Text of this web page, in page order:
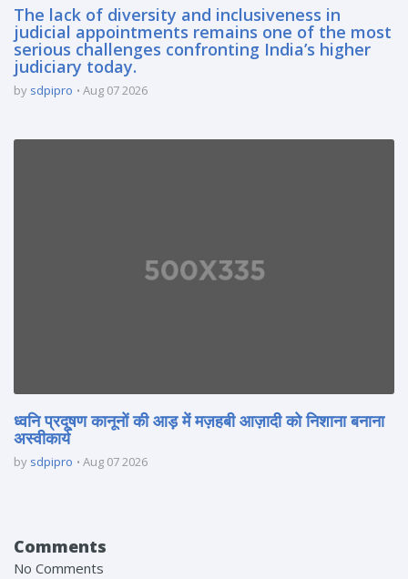
The lack of diversity and inclusiveness in
judicial appointments remains one of the most
serious challenges confronting India’s higher
judiciary today.
by sdpipro Aug 07 2026
ध्वनि प्रदूषण कानूनों की आड़ में मज़हबी आज़ादी को निशाना बनाना
अस्वीकार्य
by sdpipro Aug 07 2026
Comments
No Comments